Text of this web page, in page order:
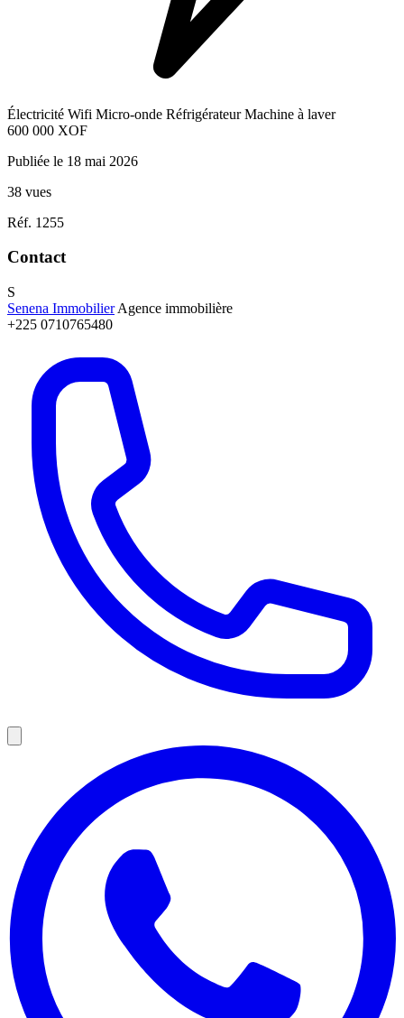
Électricité Wifi Micro-onde RéfrigérateurMachine à laver
600 000 XOF
Publiée le 18 mai 2026
38 vues
Réf. 1255
Contact
S
Senena Immobilier Agence immobilière
+225 0710765480